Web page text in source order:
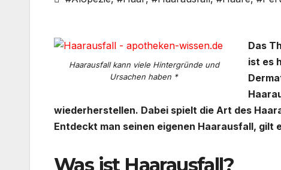
Haarausfall kann viele Hintergründe und
Ursachen haben *
Das
ist es
wiederherstellen. Dabei spielt die Art des
Entdeckt man seinen eigenen Haarausfall, gilt
Was ist Haarausfall?